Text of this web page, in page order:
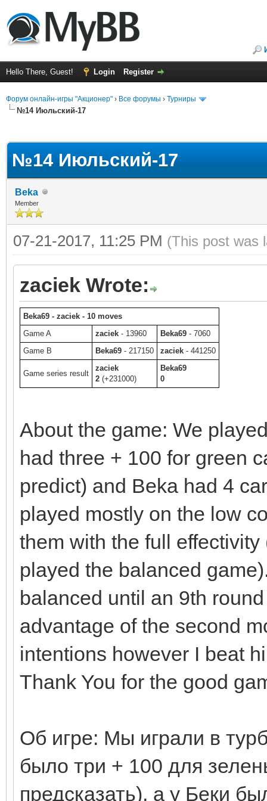
Hello There, Guest! Login Register
Форум онлайн-игры "Акционер" › Все форумы › Турниры
№14 Июльский-17
№14 Июльский-17
Beka
Member
07-21-2017, 11:25 PM (This post was
zaciek Wrote:
Beka69 - zaciek - 10 moves
Game A
zaciek - 13960 Beka69 - 7060
Game B
Beka69 - 217150 zaciek - 441250
Game series result
zaciek
2 (+231000)
Beka69
0
About the game: We
had three + 100 for green
predict) and Beka had 4
played mostly on the low
them with the full
played the balanced
balanced until an 9th
advantage of the second
intentions however I beat
Thank You for the good
Об игре: Мы играли в
было три + 100 для
предсказать), а у Беки